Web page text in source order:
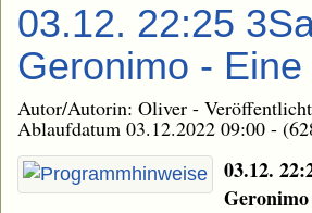
03.12. 22:25
Geronimo -
Autor/Autorin: Oliver -
Ablaufdatum 03.12.2022 09:00 -
03.12.